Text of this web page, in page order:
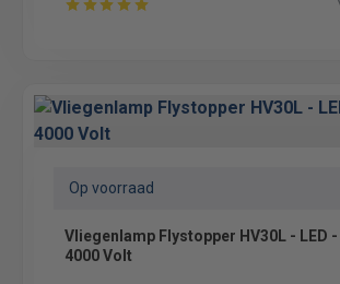
Op voorraad
Vliegenlamp Flystopper HV30L - LED -
4000 Volt